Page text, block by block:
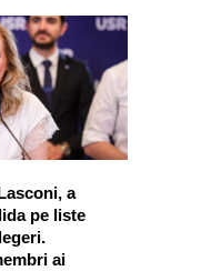
a
pe liste
ai